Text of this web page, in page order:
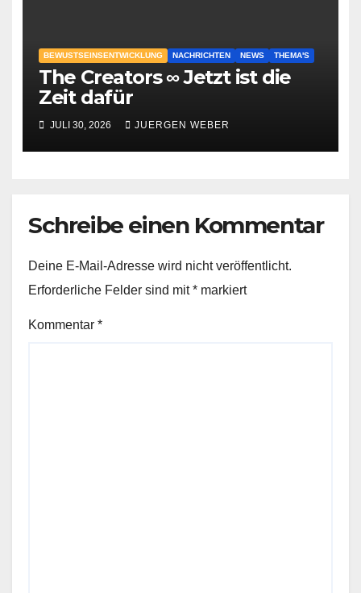
BEWUSTSEINSENTWICKLUNG NACHRICHTEN NEWS THEMA'S
The Creators ∞ Jetzt ist die
Zeit dafür
JULI 30, 2026 JUERGEN WEBER
Schreibe einen Kommentar
Deine E-Mail-Adresse wird nicht veröffentlicht.
Erforderliche Felder sind mit* markiert
Kommentar *